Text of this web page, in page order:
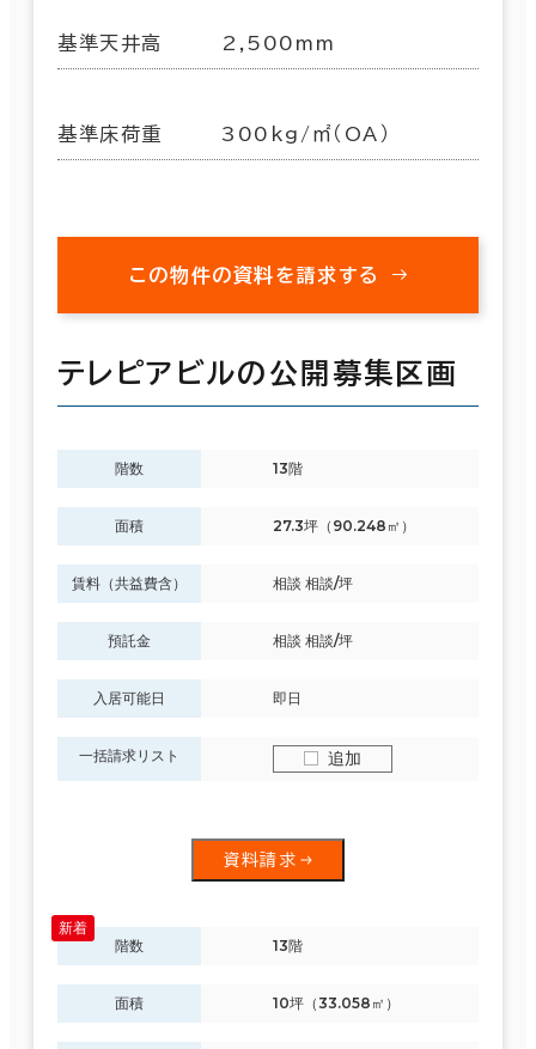
基準天井高 2,500mm
基準床荷重 300kg/㎡（OA）
この物件の資料を請求する
テレピアビルの公開募集区画
階数 13階
面積 27.3坪（90.248㎡）
賃料（共益費含） 相談 相談/坪
預託金 相談 相談/坪
入居可能日 即日
一括請求リスト 追加
資料請求
階数 13階
面積 10坪（33.058㎡）